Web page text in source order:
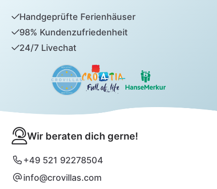
Handgeprüfte Ferienhäuser
98% Kundenzufriedenheit
24/7 Livechat
Wir beraten dich gerne!
+49 521 92278504
info@crovillas.com